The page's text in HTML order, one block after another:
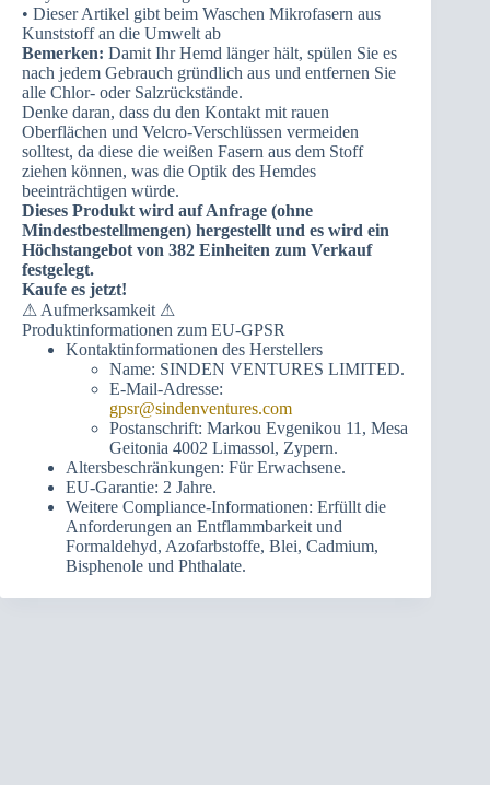
• Dieser Artikel gibt beim Waschen Mikrofasern aus
Kunststoff an die Umwelt ab
Bemerken: Damit Ihr Hemd länger hält, spülen Sie es
nach jedem Gebrauch gründlich aus und entfernen Sie
alle Chlor- oder Salzrückstände.
Denke daran, dass du den Kontakt mit rauen
Oberflächen und Velcro-Verschlüssen vermeiden
solltest, da diese die weißen Fasern aus dem Stoff
ziehen können, was die Optik des Hemdes
beeinträchtigen würde.
Dieses Produkt wird auf Anfrage (ohne
Mindestbestellmengen) hergestellt und es wird ein
Höchstangebot von 382 Einheiten zum Verkauf
festgelegt.
Kaufe es jetzt!
⚠ Aufmerksamkeit ⚠
Produktinformationen zum EU-GPSR
Kontaktinformationen des Herstellers
Name: SINDEN VENTURES LIMITED.
E-Mail-Adresse:
gpsr@sindenventures.com
Postanschrift: Markou Evgenikou 11, Mesa
Geitonia 4002 Limassol, Zypern.
Altersbeschränkungen: Für Erwachsene.
EU-Garantie: 2 Jahre.
Weitere Compliance-Informationen: Erfüllt die
Anforderungen an Entflammbarkeit und
Formaldehyd, Azofarbstoffe, Blei, Cadmium,
Bisphenole und Phthalate.